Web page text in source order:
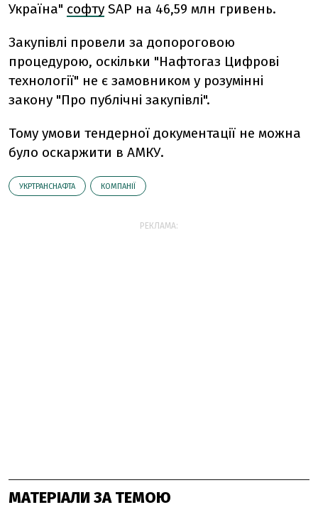
Україна" софту SAP на 46,59 млн гривень.
Закупівлі провели за допороговою
процедурою, оскільки "Нафтогаз Цифрові
технології" не є замовником у розумінні
закону "Про публічні закупівлі".
Тому умови тендерної документації не можна
було оскаржити в АМКУ.
УКРТРАНСНАФТА КОМПАНІЇ
РЕКЛАМА:
МАТЕРІАЛИ ЗА ТЕМОЮ